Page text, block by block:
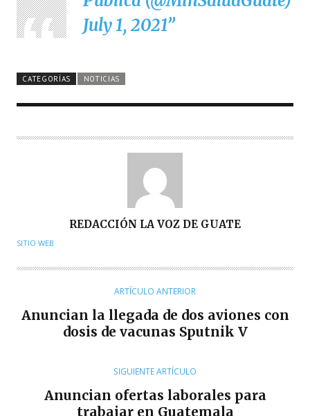
July 1, 2021
CATEGORÍAS NOTICIAS
U
O
REDACCIÓN LA VOZ DE GUATE
SITIO WEB
ARTÍCULO ANTERIOR
Anuncian la llegada de dos aviones con
dosis de vacunas Sputnik V
SIGUIENTE ARTÍCULO
Anuncian ofertas laborales para
trabajar en Guatemala